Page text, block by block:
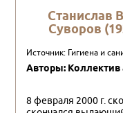
Станислав
Суворов
Источник: Гигиена и
Авторы: Коллектив
8 февраля 2000 г.